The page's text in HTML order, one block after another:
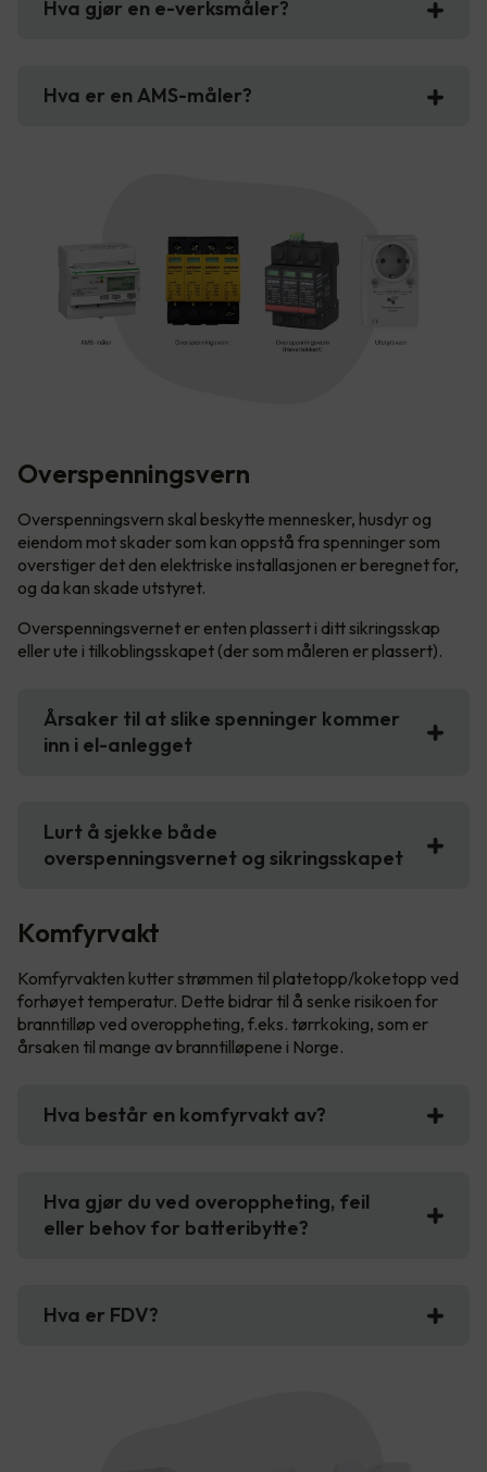
Hva gjør en e-verksmåler?
Hva er en AMS-måler?
Overspenningsvern
Overspenningsvern skal beskytte mennesker, husdyr og
eiendom mot skader som kan oppstå fra spenninger som
overstiger det den elektriske installasjonen er beregnet for,
og da kan skade utstyret.
Overspenningsvernet er enten plassert i ditt sikringsskap
eller ute i tilkoblingsskapet (der som måleren er plassert).
Årsaker til at slike spenninger kommer
inn i el-anlegget
Lurt å sjekke både
overspenningsvernet og sikringsskapet
Komfyrvakt
Komfyrvakten kutter strømmen til platetopp/koketopp ved
forhøyet temperatur. Dette bidrar til å senke risikoen for
branntilløp ved overoppheting, f.eks. tørrkoking, som er
årsaken til mange av branntilløpene i Norge.
Hva består en komfyrvakt av?
Hva gjør du ved overoppheting, feil
eller behov for batteribytte?
Hva er FDV?